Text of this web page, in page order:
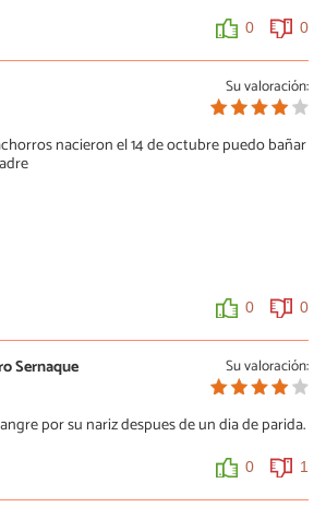
0 0
Su valoración:
nacieron el 14 de octubre puedo bañar
0 0
Su valoración:
Sernaque
por su nariz despues de un dia de parida.
0 1